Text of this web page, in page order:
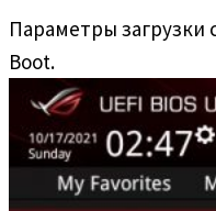
Параметры загрузки
Boot.